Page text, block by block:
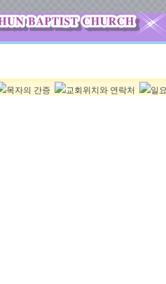
목자의 간증 교회위치와 연락처 일